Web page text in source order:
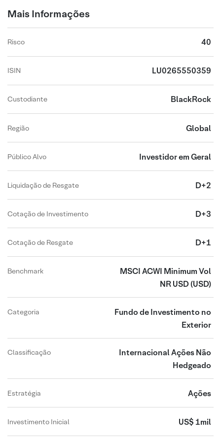
Mais Informações
Risco 40
ISIN LU0265550359
Custodiante BlackRock
Região Global
Público Alvo Investidor em Geral
Liquidação de Resgate D+2
Cotação de Investimento D+3
Cotação de Resgate D+1
Benchmark
MSCI ACWI Minimum Vol
NR USD(USD)
Categoria
Fundo de Investimento no
Exterior
Classificação
Internacional Ações Não
Hedgeado
Estratégia Ações
Investimento Inicial US$ 1mil